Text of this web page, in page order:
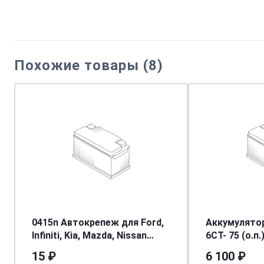
Похожие товары (8)
0415n Автокрепеж для Ford,
Infiniti, Kia, Mazda, Nissan
6384401A00 (63844-01A00)
15 ₽
6СТ- 75
6 100 ₽